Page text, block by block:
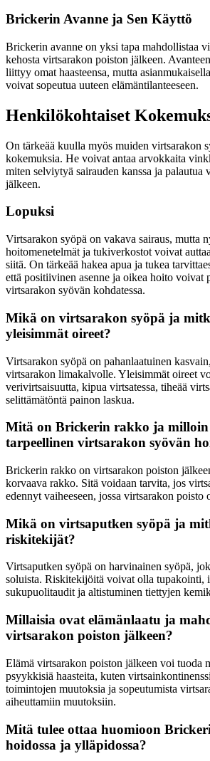
Brickerin Avanne ja Sen Käyttö
Brickerin avanne on yksi tapa mahdollistaa
kehosta virtsarakon poiston jälkeen.
liittyy omat haasteensa, mutta
voivat sopeutua uuteen elämäntilanteeseen.
Henkilökohtaiset
On tärkeää kuulla myös muiden virtsarakon
kokemuksia. He voivat antaa arvokkaita
miten selviytyä sairauden kanssa ja palautua
jälkeen.
Lopuksi
Virtsarakon syöpä on vakava sairaus, mutta
hoitomenetelmät ja tukiverkostot voivat
siitä. On tärkeää hakea apua ja tukea
että positiivinen asenne ja oikea hoito voivat
virtsarakon syövän kohdatessa.
Mikä on virtsarakon syöpä ja
yleisimmät oireet?
Virtsarakon syöpä on pahanlaatuinen
virtsarakon limakalvolle. Yleisimmät oireet
verivirtsaisuutta, kipua virtsatessa, tiheää
selittämätöntä painon laskua.
Mitä on Brickerin rakko ja milloin
tarpeellinen virtsarakon syövän
Brickerin rakko on virtsarakon poiston
korvaava rakko. Sitä voidaan tarvita, jos
edennyt vaiheeseen, jossa virtsarakon poisto
Mikä on virtsaputken syöpä ja
riskitekijät?
Virtsaputken syöpä on harvinainen syöpä,
soluista. Riskitekijöitä voivat olla tupakointi,
sukupuolitaudit ja altistuminen tiettyjen
Millaisia ovat elämänlaatu ja
virtsarakon poiston jälkeen?
Elämä virtsarakon poiston jälkeen voi tuoda
psyykkisiä haasteita, kuten
toimintojen muutoksia ja sopeutumista
aiheuttamiin muutoksiin.
Mitä tulee ottaa huomioon
hoidossa ja ylläpidossa?